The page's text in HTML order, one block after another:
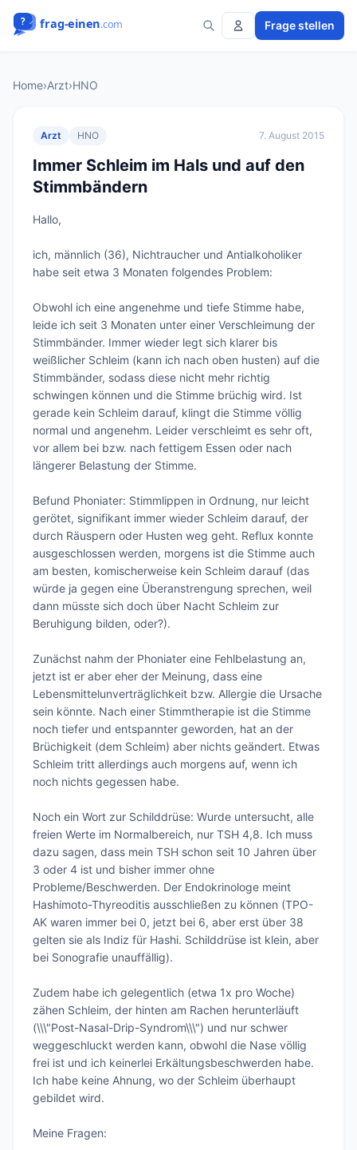
Frage stellen
Home›Arzt›HNO
Arzt HNO 7. August 2015
Immer Schleim im Hals und auf den
Stimmbändern
Hallo,
ich, männlich (36), Nichtraucher und Antialkoholiker
habe seit etwa 3 Monaten folgendes Problem:
Obwohl ich eine angenehme und tiefe Stimme habe,
leide ich seit 3 Monaten unter einer Verschleimung der
Stimmbänder. Immer wieder legt sich klarer bis
weißlicher Schleim (kann ich nach oben husten) auf die
Stimmbänder, sodass diese nicht mehr richtig
schwingen können und die Stimme brüchig wird. Ist
gerade kein Schleim darauf, klingt die Stimme völlig
normal und angenehm. Leider verschleimt es sehr oft,
vor allem bei bzw. nach fettigem Essen oder nach
längerer Belastung der Stimme.
Befund Phoniater: Stimmlippen in Ordnung, nur leicht
gerötet, signifikant immer wieder Schleim darauf, der
durch Räuspern oder Husten weg geht. Reflux konnte
ausgeschlossen werden, morgens ist die Stimme auch
am besten, komischerweise kein Schleim darauf (das
würde ja gegen eine Überanstrengung sprechen, weil
dann müsste sich doch über Nacht Schleim zur
Beruhigung bilden, oder?).
Zunächst nahm der Phoniater eine Fehlbelastung an,
jetzt ist er aber eher der Meinung, dass eine
Lebensmittelunverträglichkeit bzw. Allergie die Ursache
sein könnte. Nach einer Stimmtherapie ist die Stimme
noch tiefer und entspannter geworden, hat an der
Brüchigkeit (dem Schleim) aber nichts geändert. Etwas
Schleim tritt allerdings auch morgens auf, wenn ich
noch nichts gegessen habe.
Noch ein Wort zur Schilddrüse: Wurde untersucht, alle
freien Werte im Normalbereich, nur TSH 4,8. Ich muss
dazu sagen, dass mein TSH schon seit 10 Jahren über
3 oder 4 ist und bisher immer ohne
Probleme/Beschwerden. Der Endokrinologe meint
Hashimoto-Thyreoditis ausschließen zu können (TPO-
AK waren immer bei 0, jetzt bei 6, aber erst über 38
gelten sie als Indiz für Hashi. Schilddrüse ist klein, aber
bei Sonografie unauffällig).
Zudem habe ich gelegentlich (etwa 1x pro Woche)
zähen Schleim, der hinten am Rachen herunterläuft
(\\\"Post-Nasal-Drip-Syndrom\\\") und nur schwer
weggeschluckt werden kann, obwohl die Nase völlig
frei ist und ich keinerlei Erkältungsbeschwerden habe.
Ich habe keine Ahnung, wo der Schleim überhaupt
gebildet wird.
Meine Fragen: